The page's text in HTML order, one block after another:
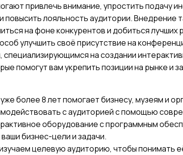
привлечь внимание, упростить подачу
повысить лояльность аудитории. Внедрение
на фоне конкурентов и добиться лучших
улучшить своё присутствие на
на создании
помогут вам укрепить позиции на рынке и
уже более 8 лет помогает бизнесу, музеям и
с аудиторией с помощью
оборудование с программным
бизнес-цели и задачи.
целевую аудиторию, чтобы понимать